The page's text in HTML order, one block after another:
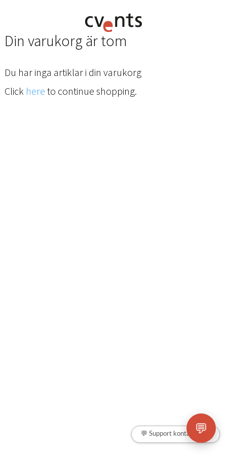
Din varukorg är tom
Du har inga artiklar i din varukorg
Click here to continue shopping.
💬 Support kontaktieren
💬